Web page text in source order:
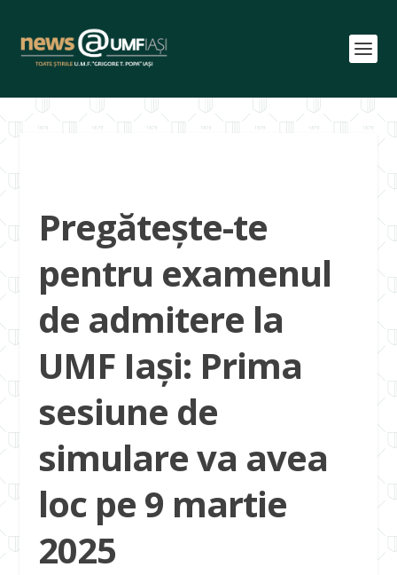
Pregătește-te
pentru examenul
de admitere la
UMF Iași: Prima
sesiune de
simulare va avea
loc pe 9 martie
2025